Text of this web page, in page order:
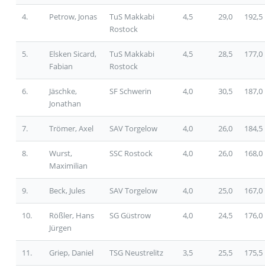
4. Petrow, Jonas
TuS Makkabi
Rostock
4,5 29,0 192,5
5.
Elsken Sicard,
Fabian
TuS Makkabi
Rostock
4,5 28,5 177,0
6.
Jäschke,
Jonathan
SF Schwerin 4,0 30,5 187,0
7. Trömer, Axel SAV Torgelow 4,0 26,0 184,5
8.
Wurst,
Maximilian
SSC Rostock 4,0 26,0 168,0
9. Beck, Jules SAV Torgelow 4,0 25,0 167,0
10.
Rößler, Hans
Jürgen
SG Güstrow 4,0 24,5 176,0
11. Griep, Daniel TSG Neustrelitz 3,5 25,5 175,5